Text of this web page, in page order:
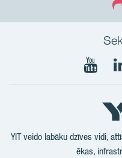
Seko
mums
YIT veido labāku dzīves vidi,
ēkas,